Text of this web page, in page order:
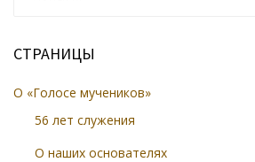
СТРАНИЦЫ
О «Голосе мучеников»
56 лет служения
О наших основателях